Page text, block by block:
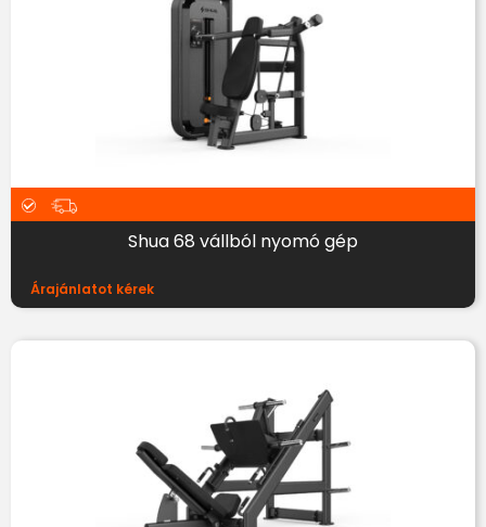
Shua 68 vállból nyomó gép
Árajánlatot kérek